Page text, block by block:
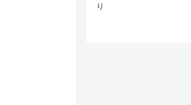
り